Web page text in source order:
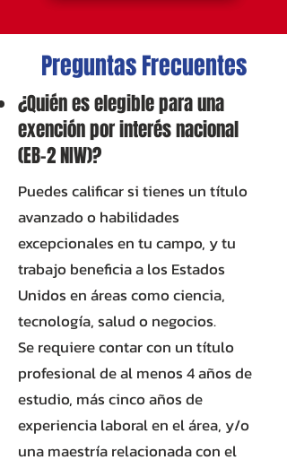
Preguntas Frecuentes
¿Quién es elegible para una
exención por interés nacional
(EB-2 NIW)?
Puedes calificar si tienes un título
avanzado o habilidades
excepcionales en tu campo, y tu
trabajo beneficia a los Estados
Unidos en áreas como ciencia,
tecnología, salud o negocios.
Se requiere contar con un título
profesional de al menos 4 años de
estudio, más cinco años de
experiencia laboral en el área, y/o
una maestría relacionada con el